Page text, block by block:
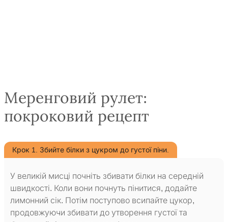
Меренговий рулет:
покроковий рецепт
Крок 1. Збийте білки з цукром до густої піни.
У великій мисці почніть збивати білки на середній
швидкості. Коли вони почнуть пінитися, додайте
лимонний сік. Потім поступово всипайте цукор,
продовжуючи збивати до утворення густої та